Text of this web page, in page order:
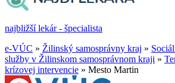
najbližší lekár - špecialista
e-VÚC » Žilinský samosprávny kraj »
služby v Žilinskom samosprávnom kraji »
krízovej intervencie » Mesto Martin